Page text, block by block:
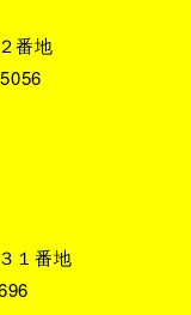
番地
１番地